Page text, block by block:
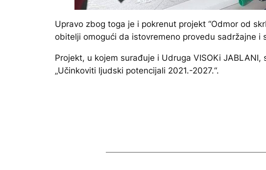
Upravo zbog toga je i pokrenut projekt “Odmor od
obitelji omogući da istovremeno provedu sadržajne i
Projekt, u kojem surađuje i Udruga VISOKi
„Učinkoviti ljudski potencijali 2021.-2027.“.